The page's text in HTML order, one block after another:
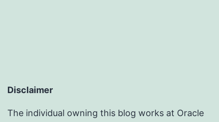
Disclaimer
The individual owning this blog works at Oracle